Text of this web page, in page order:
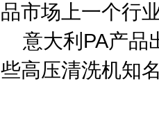
品市场上一个行
意大利 PA产品
些高压清洗机知